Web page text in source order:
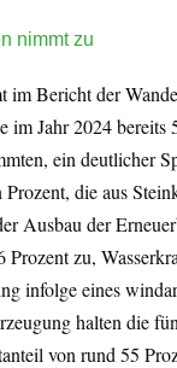
nimmt zu
im Bericht der
im Jahr 2024
ein deutlicher
die aus
Ausbau der
Prozent zu,
infolge eines
halten die
von rund 55